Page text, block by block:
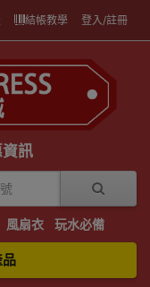
結帳教學 登入/註冊
訊
風扇衣 玩水必備